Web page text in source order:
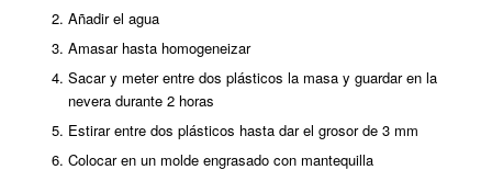
Añadir el agua
Amasar hasta homogeneizar
Sacar y meter entre dos plásticos la masa y guardar en la
nevera durante 2 horas
Estirar entre dos plásticos hasta dar el grosor de 3 mm
Colocar en un molde engrasado con mantequilla